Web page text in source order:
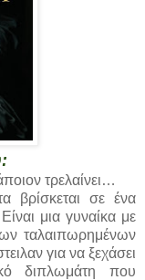
τρελαίνει…
βρίσκεται σε ένα
μια γυναίκα με
ταλαιπωρημένων
για να ξεχάσει
διπλωμάτη που